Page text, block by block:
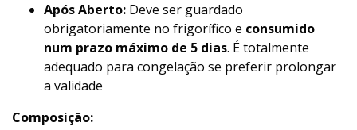
Após Aberto: Deve ser guardado
obrigatoriamente no frigorífico e consumido
num prazo máximo de 5 dias. É totalmente
adequado para congelação se preferir prolongar
a validade
Composição: